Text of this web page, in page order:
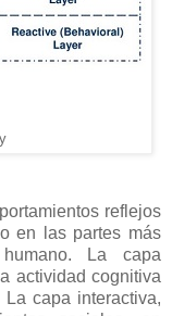
reflejos
en las partes más
La capa
actividad cognitiva
capa interactiva,